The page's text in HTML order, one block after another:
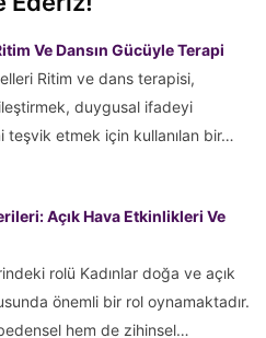
Ve Dansın Gücüyle Terapi
Ritim ve dans terapisi,
duygusal ifadeyi
etmek için kullanılan bir…
Açık Hava Etkinlikleri Ve
rolü Kadınlar doğa ve açık
önemli bir rol oynamaktadır.
hem de zihinsel…